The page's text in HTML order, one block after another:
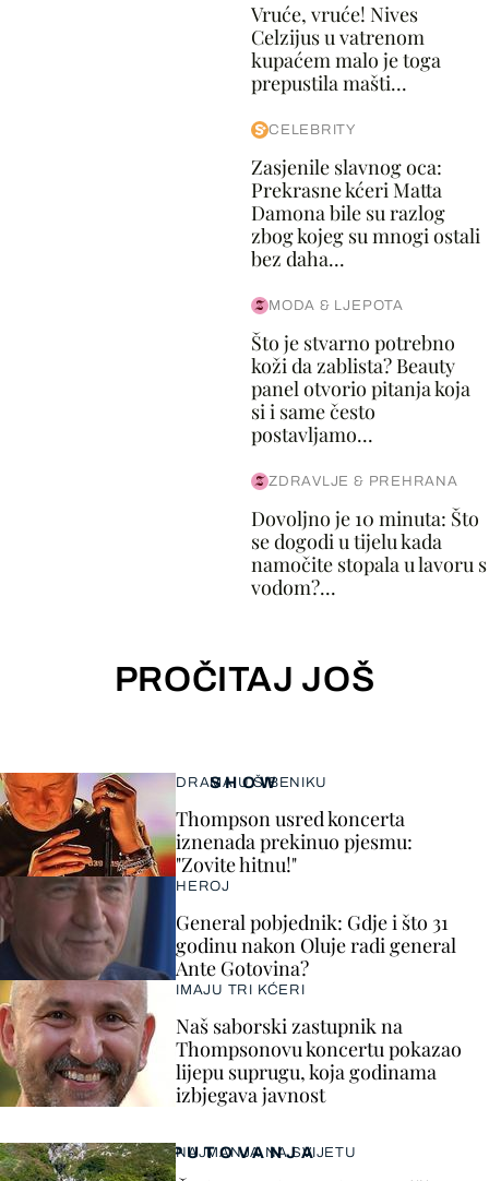
Vruće, vruće! Nives
Celzijus u vatrenom
kupaćem malo je toga
prepustila mašti...
CELEBRITY
Zasjenile slavnog oca:
Prekrasne kćeri Matta
Damona bile su razlog
zbog kojeg su mnogi ostali
bez daha...
MODA & LJEPOTA
Što je stvarno potrebno
koži da zablista? Beauty
panel otvorio pitanja koja
si i same često
postavljamo...
ZDRAVLJE & PREHRANA
Dovoljno je 10 minuta: Što
se dogodi u tijelu kada
namočite stopala u lavoru s
vodom?...
PROČITAJ JOŠ
SHOW
DRAMA U ŠIBENIKU
Thompson usred koncerta
iznenada prekinuo pjesmu:
"Zovite hitnu!"
HEROJ
General pobjednik: Gdje i što 31
godinu nakon Oluje radi general
Ante Gotovina?
IMAJU TRI KĆERI
Naš saborski zastupnik na
Thompsonovu koncertu pokazao
lijepu suprugu, koja godinama
izbjegava javnost
PUTOVANJA
NAJMANJA NA SVIJETU